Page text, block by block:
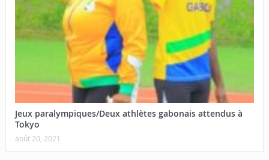
Jeux paralympiques/Deux athlètes gabonais attendus à
Tokyo
août 20, 2021